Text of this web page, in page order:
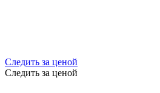
Следить за ценой
Следить за ценой